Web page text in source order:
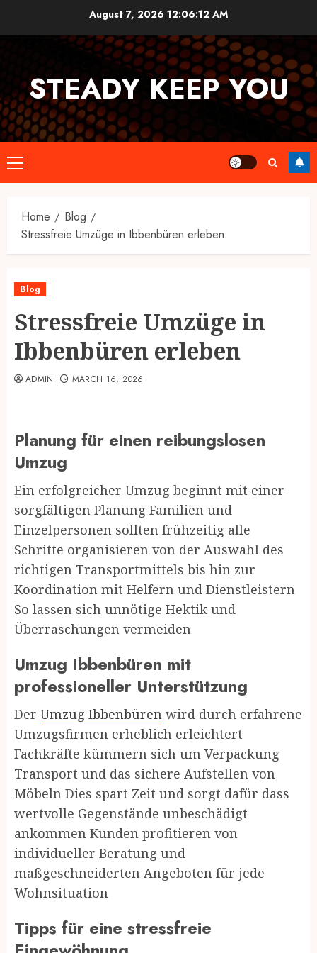
August 7, 2026 12:06:13 AM
STEADY KEEP YOU
Primary
Menu
Home
Blog
Stressfreie Umzüge in Ibbenbüren erleben
Blog
Stressfreie Umzüge in
Ibbenbüren erleben
ADMIN MARCH 16, 2026
Planung für einen reibungslosen
Umzug
Ein erfolgreicher Umzug beginnt mit einer
sorgfältigen Planung Familien und
Einzelpersonen sollten frühzeitig alle
Schritte organisieren von der Auswahl des
richtigen Transportmittels bis hin zur
Koordination mit Helfern und Dienstleistern
So lassen sich unnötige Hektik und
Überraschungen vermeiden
Umzug Ibbenbüren mit
professioneller Unterstützung
Der Umzug Ibbenbüren wird durch erfahrene
Umzugsfirmen erheblich erleichtert
Fachkräfte kümmern sich um Verpackung
Transport und das sichere Aufstellen von
Möbeln Dies spart Zeit und sorgt dafür dass
wertvolle Gegenstände unbeschädigt
ankommen Kunden profitieren von
individueller Beratung und
maßgeschneiderten Angeboten für jede
Wohnsituation
Tipps für eine stressfreie